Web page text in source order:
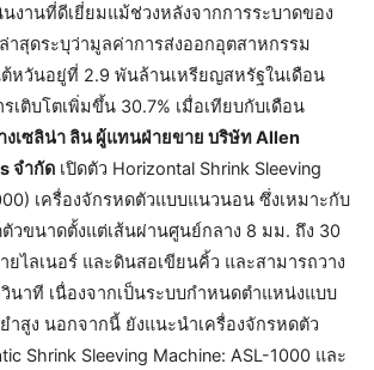
งานที่ดีเยี่ยมแม้ช่วงหลังจากการระบาดของ
าสุดระบุว่ามูลค่าการส่งออกอุตสาหกรรม
ต้หวันอยู่ที่ 2.9 พันล้านเหรียญสหรัฐในเดือน
เติบโตเพิ่มขึ้น 30.7% เมื่อเทียบกับเดือน
งเซลิน่า ลิน ผู้แทนฝ่ายขาย บริษัท Allen
จำกัด เปิดตัว Horizontal Shrink Sleeving
เครื่องจักรหดตัวแบบแนวนอน ซึ่งเหมาะกับ
ขนาดตั้งแต่เส้นผ่านศูนย์กลาง 8 มม. ถึง 30
ยไลเนอร์ และดินสอเขียนคิ้ว และสามารถวาง
นาที เนื่องจากเป็นระบบกำหนดตำแหน่งแบบ
สูง นอกจากนี้ ยังแนะนำเครื่องจักรหดตัว
Shrink Sleeving Machine: ASL-1000 และ